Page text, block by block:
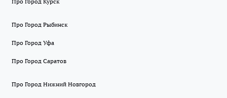
Про Город Рыбинск
Про Город Уфа
Про Город Саратов
Про Город Нижний Новгород